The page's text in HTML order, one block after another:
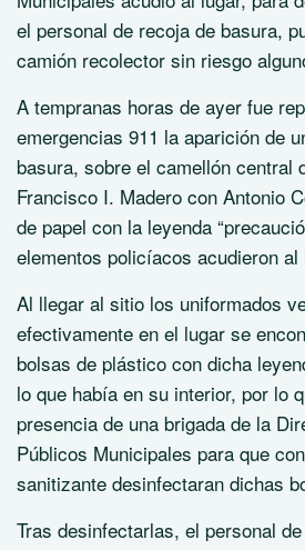
el personal de recoja de basura,
camión recolector sin riesgo
A tempranas horas de ayer fue
emergencias 911 la aparición de
basura, sobre el camellón central
Francisco I. Madero con Antonio
de papel con la leyenda
elementos policíacos acudieron al
Al llegar al sitio los uniformados
efectivamente en el lugar se
bolsas de plástico con dicha
lo que había en su interior, por lo
presencia de una brigada de la
Públicos Municipales para que
sanitizante desinfectaran dichas
Tras desinfectarlas, el personal